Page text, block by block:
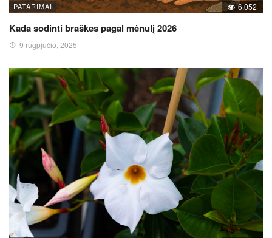
PATARIMAI 6,052
Kada sodinti braškes pagal mėnulį 2026
9 rugpjūčio, 2025